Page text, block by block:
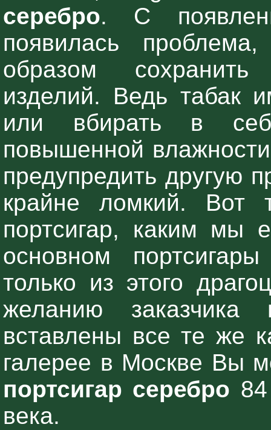
серебро. С
появилась
образом сохранить
изделий. Ведь табак
или вбирать в
повышенной
предупредить другую
крайне ломкий. Вот
портсигар, каким мы
основном
только из этого
желанию
вставлены все те же
галерее в Москве Вы
портсигар серебро
века.